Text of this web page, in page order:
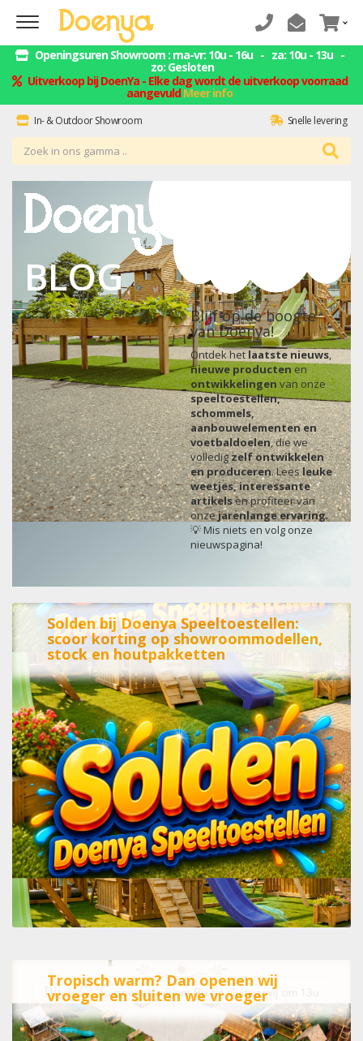
Openingsuren Showroom : ma-vr: 10u - 16u - za: 10u - 13u -
zo: Gesloten
Uitverkoop bij DoenYa - Elke dag wordt de uitverkoop voorraad
aangevuldMeer info
In- & Outdoor Showroom
Snelle levering
Montage service
BLOG
Blijf op de hoogte
van Doenya!
Ontdek hetlaatste nieuws,
nieuwe productenen
ontwikkelingenvan onze
speeltoestellen,
schommels,
aanbouwelementen en
voetbaldoelen, die we
volledigzelf ontwikkelen
en produceren. Leesleuke
weetjes, interessante
artikelsen profiteer van
onzejarenlange ervaring.
💡 Mis niets en volg onze
nieuwspagina!
Solden bij Doenya Speeltoestellen:
scoor korting op showroommodellen,
stock en houtpakketten
Tropisch warm? Dan openen wij
vroeger en sluiten we vroeger